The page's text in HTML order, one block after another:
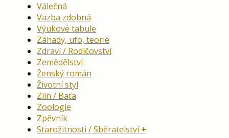
Válečná
Vazba zdobná
Výukové tabule
Záhady, ufo, teorie
Zdraví / Rodičovství
Zemědělství
Ženský román
Životní styl
Zlín / Baťa
Zoologie
Zpěvník
Starožitnosti / Sběratelství